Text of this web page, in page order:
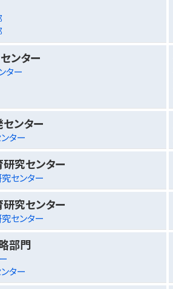
ンター
ター
ンター
ター
究センター
センター
究センター
センター
部門
ター